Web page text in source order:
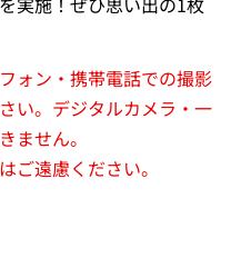
ォン・携帯電話での撮影
い。デジタルカメラ・一
ません。
ご遠慮ください。